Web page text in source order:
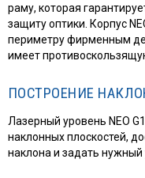
раму, которая
защиту оптики. Корпус
периметру фирменным
имеет
ПОСТРОЕНИЕ
Лазерный уровень NEO
наклонных плоскостей,
наклона и задать нужный